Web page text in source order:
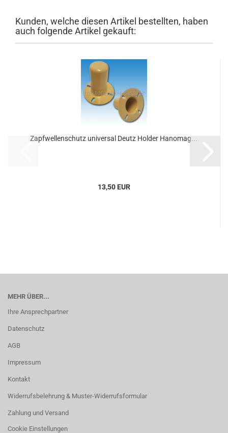
Kunden, welche diesen Artikel bestellten, haben
auch folgende Artikel gekauft:
Zapfwellenschutz universal Deutz Holder Hanomag...
13,50 EUR
MEHR ÜBER...
Ihre Ansprechpartner
Datenschutz
AGB
Impressum
Kontakt
Widerrufsbelehrung & Muster-Widerrufsformular
Zahlung und Versand
Cookie Einstellungen